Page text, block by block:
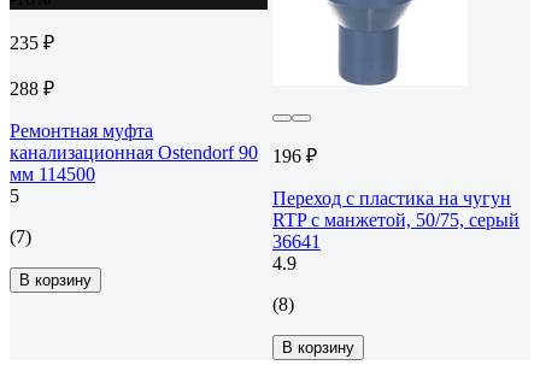
235 ₽
288 ₽
Ремонтная муфта
канализационная Ostendorf 90
мм 114500
5
(7)
В корзину
196 ₽
Переход с пластика на чугун
RTP с манжетой, 50/75, серый
36641
4.9
(8)
В корзину